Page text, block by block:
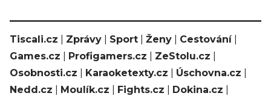
Tiscali.cz Zprávy Sport Ženy Cestování|
Games.cz
Profigamers.cz ZeStolu.cz
Osobnosti.cz
Karaoketexty.cz Úschovna.cz
Nedd.cz
Moulík.cz Fights.cz Dokina.cz